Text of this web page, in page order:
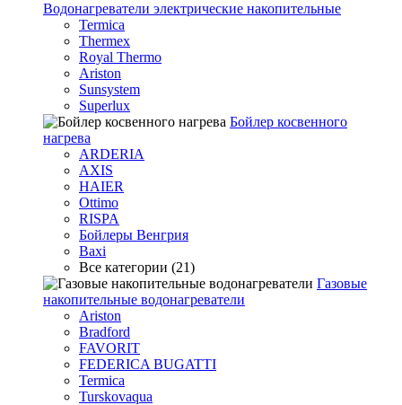
Водонагреватели электрические накопительные
Termica
Thermex
Royal Thermo
Ariston
Sunsystem
Superlux
Бойлер косвенного
нагрева
ARDERIA
AXIS
HAIER
Ottimo
RISPA
Бойлеры Венгрия
Baxi
Все категории (21)
Газовые
накопительные водонагреватели
Ariston
Bradford
FAVORIT
FEDERICA BUGATTI
Termica
Turskovaqua